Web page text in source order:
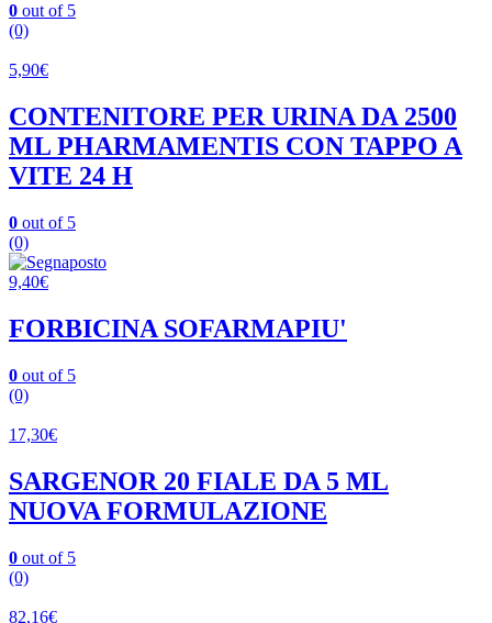
0 out of 5
(0)
5,90€
CONTENITORE PER URINA DA 2500
ML PHARMAMENTIS CON TAPPO A
VITE 24 H
0 out of 5
(0)
9,40€
FORBICINA SOFARMAPIU'
0 out of 5
(0)
17,30€
SARGENOR 20 FIALE DA 5 ML
NUOVA FORMULAZIONE
0 out of 5
(0)
82,16€